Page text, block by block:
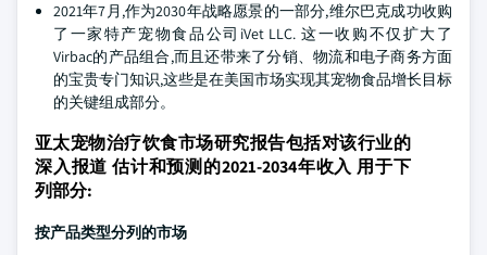
2021年7月,作为2030年战略愿景的一部分,维尔巴克成功收购
了一家特产宠物食品公司iVet LLC. 这一收购不仅扩大了
Virbac的产品组合,而且还带来了分销、物流和电子商务方面
的宝贵专门知识,这些是在美国市场实现其宠物食品增长目标
的关键组成部分。
亚太宠物治疗饮食市场研究报告包括对该行业的
深入报道 估计和预测的2021-2034年收入 用于下
列部分:
按产品类型分列的市场